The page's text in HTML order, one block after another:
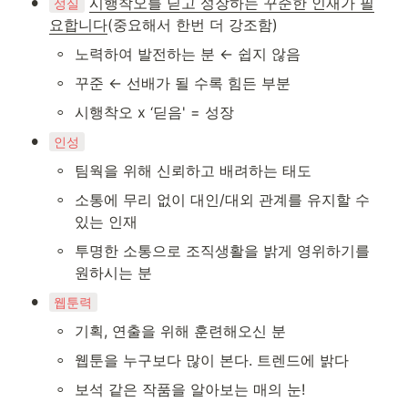
성실
요합니다(중요해서 한번 더 강조함)
◦ 노력하여 발전하는 분 ← 쉽지 않음
◦ 꾸준 ← 선배가 될 수록 힘든 부분
◦ 시행착오 x ‘딛음' = 성장
• 인성
◦ 팀웍을 위해 신뢰하고 배려하는 태도
◦
소통에 무리 없이 대인/대외 관계를 유지할 수
있는 인재
◦
투명한 소통으로 조직생활을 밝게 영위하기를
원하시는 분
• 웹툰력
◦ 기획, 연출을 위해 훈련해오신 분
◦ 웹툰을 누구보다 많이 본다. 트렌드에 밝다
◦ 보석 같은 작품을 알아보는 매의 눈!